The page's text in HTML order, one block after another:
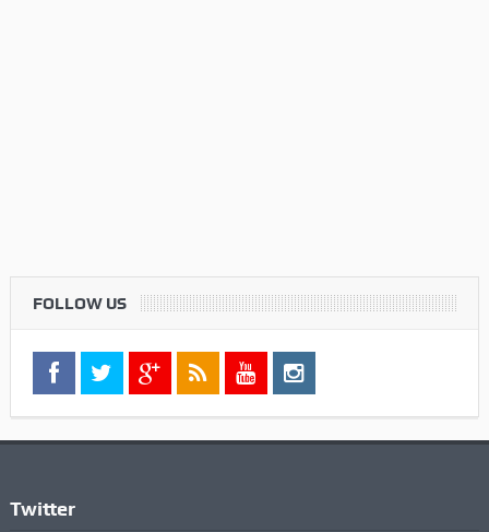
FOLLOW US
Twitter